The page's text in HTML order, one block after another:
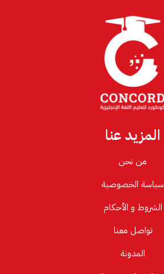
المزيد عنا
من نحن
سياسة الخصوصية
الشروط و الأحكام
تواصل معنا
المدونة